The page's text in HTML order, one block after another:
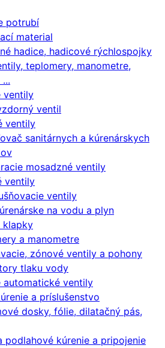
potrubí
material
hadice, hadicové rýchlospojky
teplomery, manometre,
ventily
ventil
ventily
sanitárnych a kúrenárskych
mosadzné ventily
ventily
ventily
na vodu a plyn
klapky
a manometre
zónové ventily a pohony
tlaku vody
automatické ventily
a príslušenstvo
dosky, fólie, dilatačný pás,
podlahové kúrenie a pripojenie